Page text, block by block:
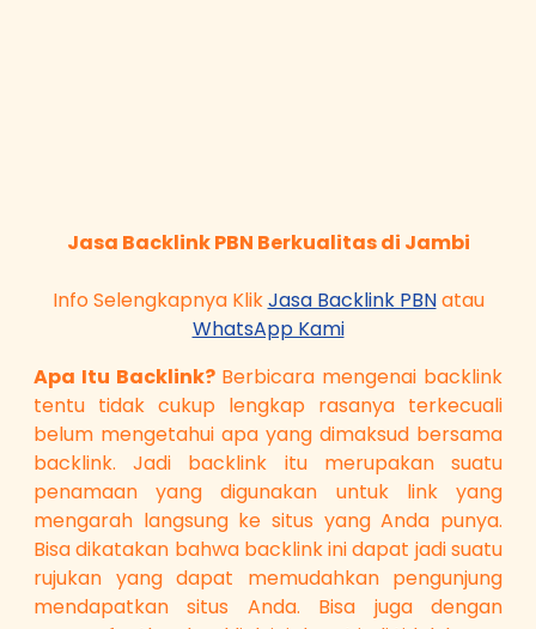
Jasa Backlink PBN Berkualitas di Jambi
Info Selengkapnya KlikJasa Backlink PBNatau
WhatsApp Kami
Apa Itu Backlink? Berbicara mengenai backlink
tentu tidak cukup lengkap rasanya terkecuali
belum mengetahui apa yang dimaksud bersama
backlink. Jadi backlink itu merupakan suatu
penamaan yang digunakan untuk link yang
mengarah langsung ke situs yang Anda punya.
Bisa dikatakan bahwa backlink ini dapat jadi suatu
rujukan yang dapat memudahkan pengunjung
mendapatkan situs Anda. Bisa juga dengan